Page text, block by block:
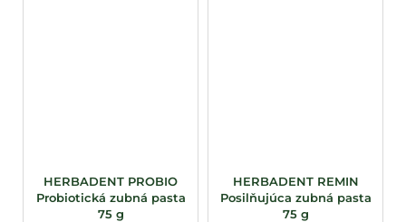
HERBADENT PROBIO
Probiotická zubná pasta
75 g
HERBADENT REMIN
Posilňujúca zubná pasta
75 g